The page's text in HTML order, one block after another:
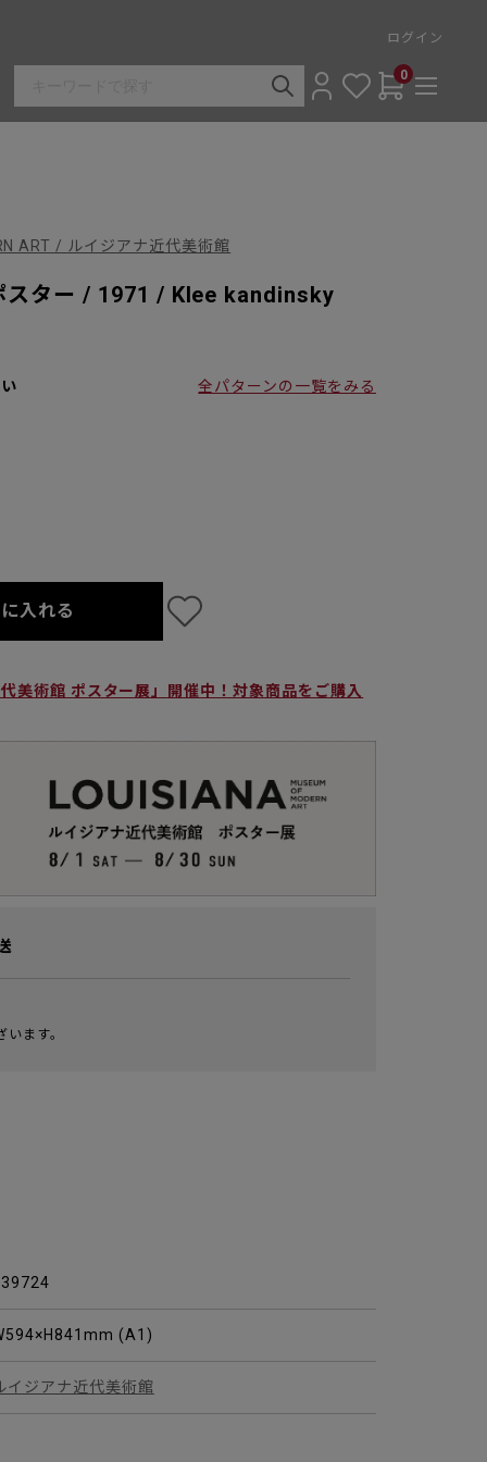
ログイン
0
ART / ルイジアナ近代美術館
スター / 1971 / Klee kandinsky
全パターンの一覧をみる
入れる
美術館 ポスター展」開催中！対象商品をご購入
ます。
(A1)
イジアナ近代美術館